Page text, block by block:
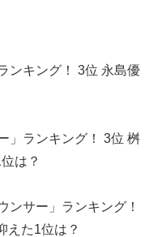
ンキング！ 3位 永島優
」ランキング！ 3位 桝
は？
ンサー」ランキング！
えた1位は？